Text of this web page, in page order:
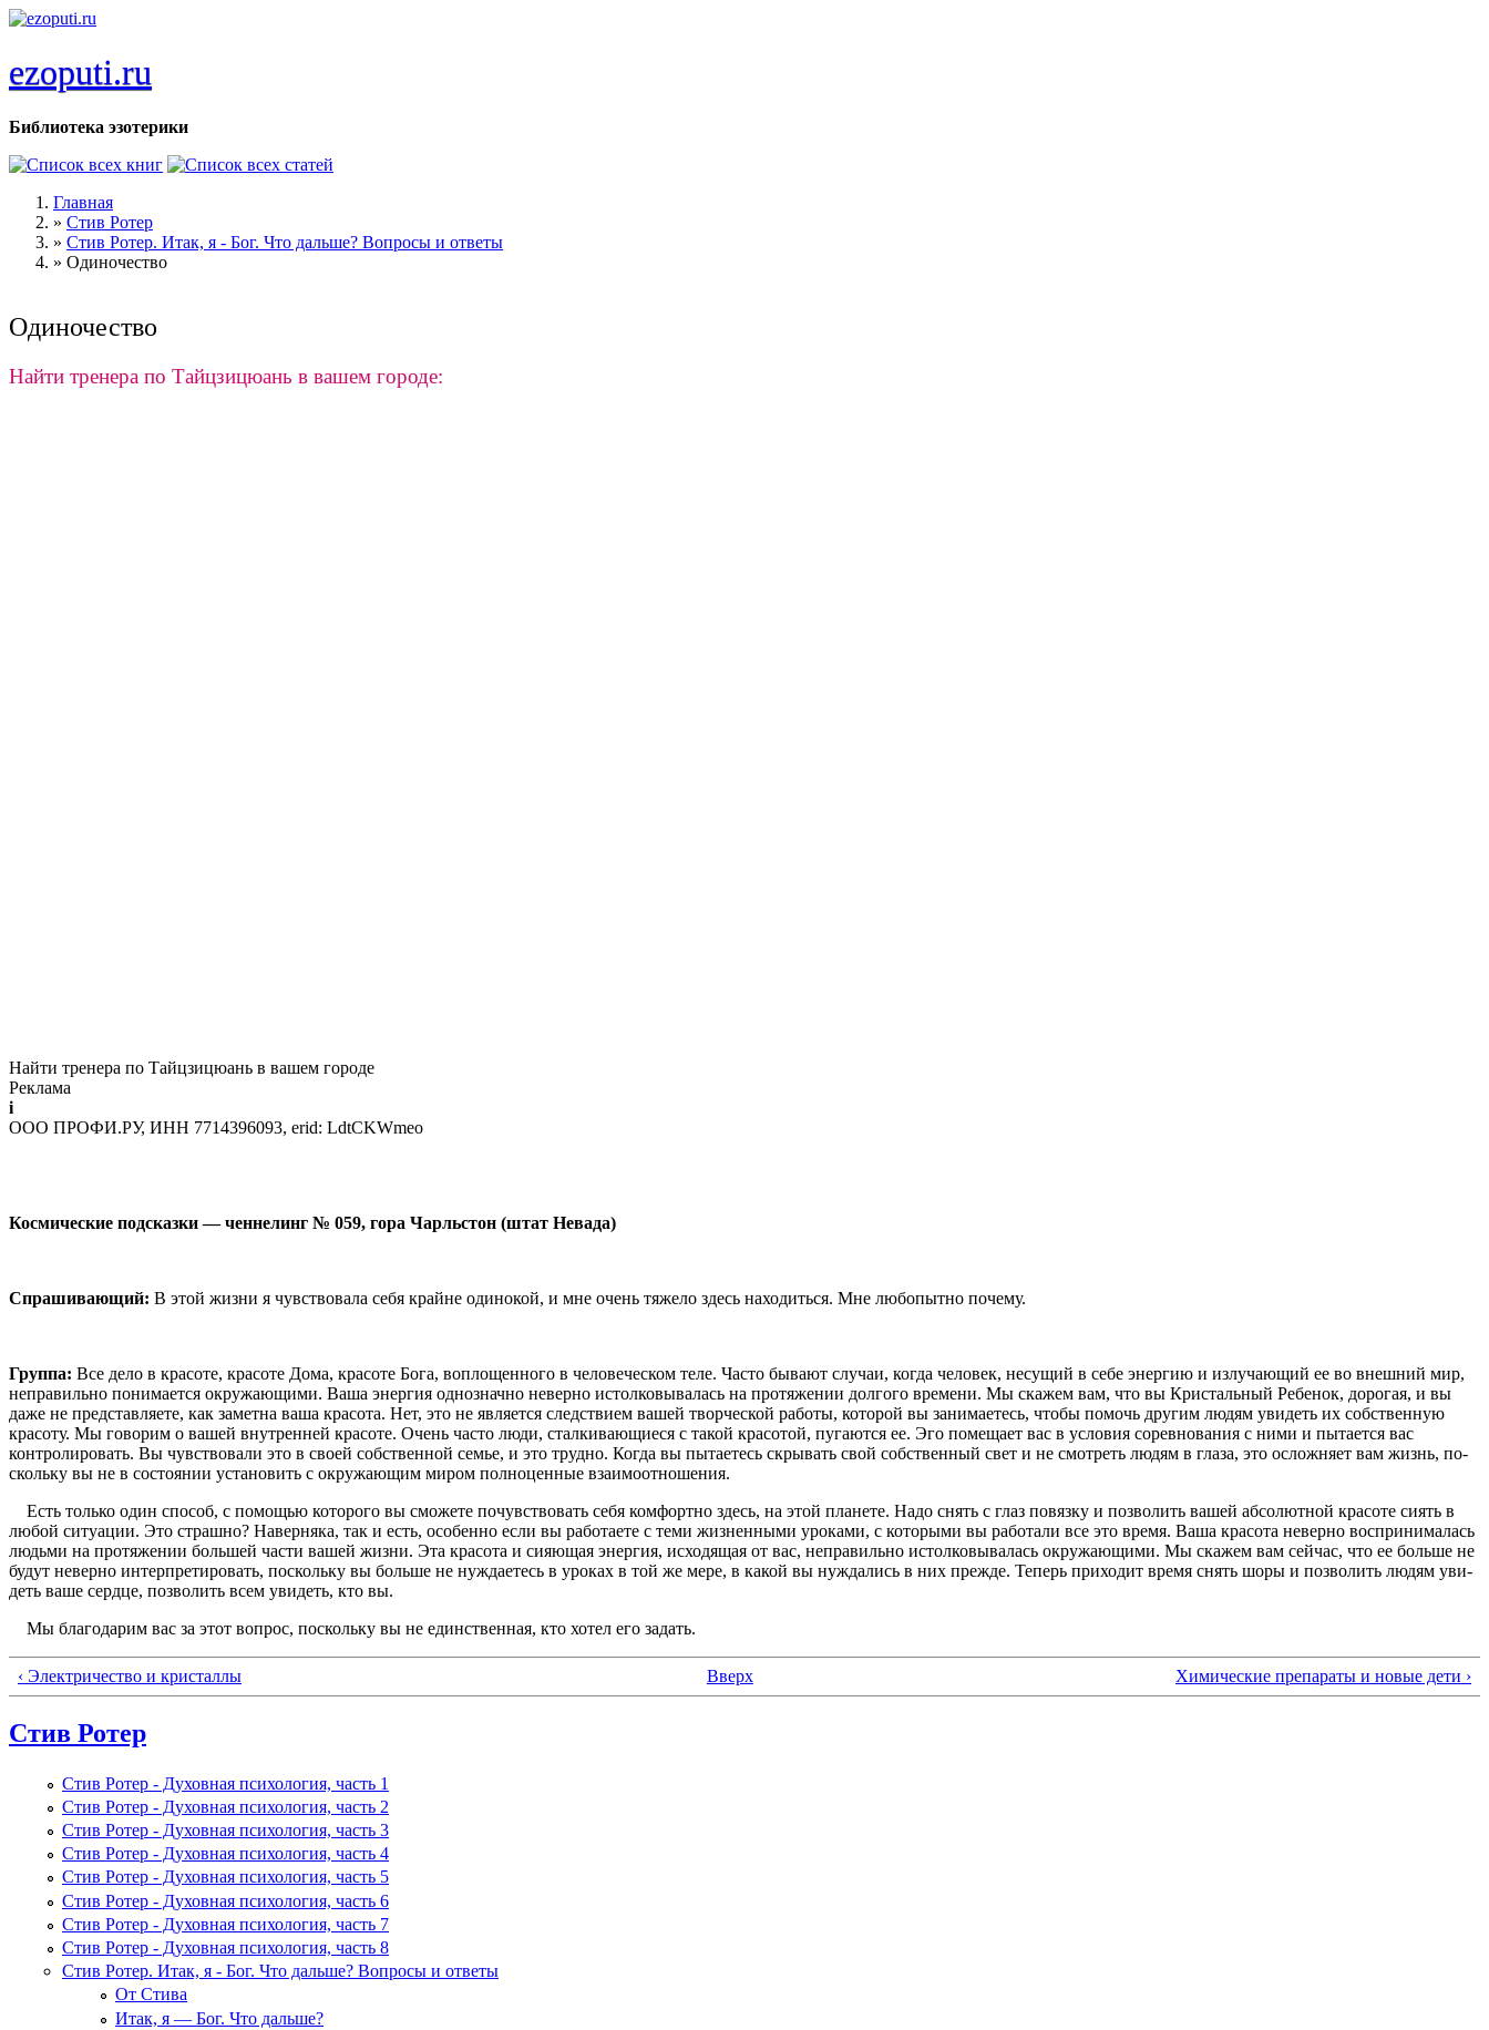
Перейти к основному содержанию
ezoputi.ru
Библиотека эзотерики
Вы здесь
Главная
» Стив Ротер
» Стив Ротер. Итак, я - Бог. Что дальше? Вопросы и ответы
» Одиночество
Одиночество
Найти тренера по Тайцзицюань в вашем городе:
Найти тренера по Тайцзицюань в вашем городе
Реклама
i
ООО ПРОФИ.РУ, ИНН 7714396093, erid: LdtCKWmeo
Космические подсказки — ченнелинг № 059, гора Чарльстон (штат Невада)
Спрашивающий: В этой жизни я чувствовала себя крайне одинокой, и мне очень тяжело здесь находиться. Мне любо­пытно почему.
Группа: Все дело в красоте, красоте Дома, красоте Бога, во­площенного в человеческом теле. Часто бывают случаи, когда человек, несущий в себе энергию и излучающий ее во внешний мир,
неправильно понимается окружающими. Ваша энергия однозначно неверно истолковывалась на про­тяжении долгого времени. Мы скажем вам, что вы Кристаль­ный Ребенок, дорогая, и вы
даже не представляете, как за­метна ваша красота. Нет, это не является следствием вашей творческой работы, которой вы занимаетесь, чтобы помочь другим людям увидеть их собственную
красоту. Мы говорим о вашей внутренней красоте. Очень часто люди, сталкиваю­щиеся с такой красотой, пугаются ее. Эго помещает вас в условия соревнования с ними и пытается вас
контролиро­вать. Вы чувствовали это в своей собственной семье, и это трудно. Когда вы пытаетесь скрывать свой собственный свет и не смотреть людям в глаза, это осложняет вам жизнь, по­
скольку вы не в состоянии установить с окружающим миром полноценные взаимоотношения.
Есть только один способ, с помощью которого вы смо­жете почувствовать себя комфортно здесь, на этой планете. Надо снять с глаз повязку и позволить вашей абсолютной красоте сиять в
любой ситуации. Это страшно? Наверняка, так и есть, особенно если вы работаете с теми жизненными уроками, с которыми вы работали все это время. Ваша кра­сота неверно воспринималась
людьми на протяжении боль­шей части вашей жизни. Эта красота и сияющая энергия, исходящая от вас, неправильно истолковывалась окружаю­щими. Мы скажем вам сейчас, что ее больше не
будут невер­но интерпретировать, поскольку вы больше не нуждаетесь в уроках в той же мере, в какой вы нуждались в них прежде. Теперь приходит время снять шоры и позволить людям уви­
деть ваше сердце, позволить всем увидеть, кто вы.
Мы благодарим вас за этот вопрос, поскольку вы не единственная, кто хотел его задать.
‹ Электричество и кристаллы Вверх Химические препараты и новые дети ›
Стив Ротер
Стив Ротер - Духовная психология, часть 1
Стив Ротер - Духовная психология, часть 2
Стив Ротер - Духовная психология, часть 3
Стив Ротер - Духовная психология, часть 4
Стив Ротер - Духовная психология, часть 5
Стив Ротер - Духовная психология, часть 6
Стив Ротер - Духовная психология, часть 7
Стив Ротер - Духовная психология, часть 8
Стив Ротер. Итак, я - Бог. Что дальше? Вопросы и ответы
От Стива
Итак, я — Бог. Что дальше?